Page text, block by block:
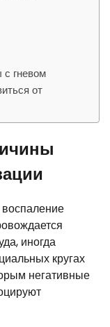
гневом
от
иногда
кругах
негативные